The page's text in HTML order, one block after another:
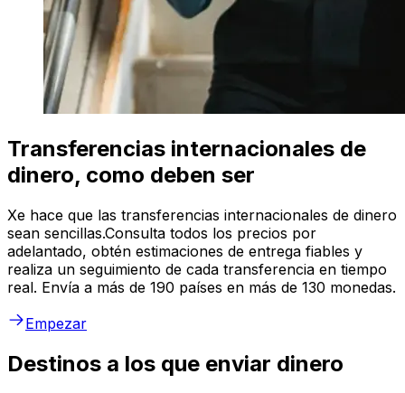
Transferencias internacionales de
dinero, como deben ser
Xe hace que las transferencias internacionales de dinero
sean sencillas.Consulta todos los precios por
adelantado, obtén estimaciones de entrega fiables y
realiza un seguimiento de cada transferencia en tiempo
real. Envía a más de 190 países en más de 130 monedas.
Empezar
Destinos a los que enviar dinero